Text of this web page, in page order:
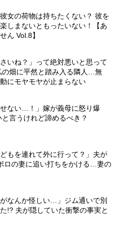
女の荷物は持ちたくない？ 彼を
しまないともったいない！【あ
ん Vol.8】
いね？」って絶対悪いと思って
畑に平然と踏み入る隣人…無
にモヤモヤが止まらない
せない…！」嫁が義母に怒り爆
言うけれど諦めるべき？
どもを連れて外に行って？」夫が
ロの妻に追い打ちをかける…妻の
がなんか怪しい…」ジム通いで別
!? 夫が隠していた衝撃の事実と